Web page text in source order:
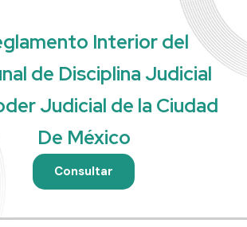
Interior del
de Disciplina Judicial
Judicial de la Ciudad
De México
Consultar